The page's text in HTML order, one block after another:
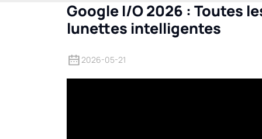
Google I/O 2026 : Toutes
lunettes intelligentes
2026-05-21